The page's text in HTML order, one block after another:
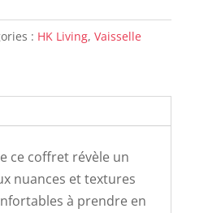
: HK Living, Vaisselle
ce coffret révèle un
nuances et textures
à prendre en